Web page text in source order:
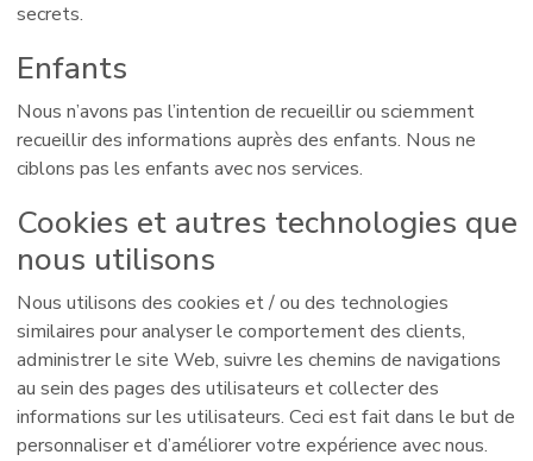
secrets.
Enfants
Nous n’avons pas l’intention de recueillir ou sciemment
recueillir des informations auprès des enfants. Nous ne
ciblons pas les enfants avec nos services.
Cookies et autres technologies que
nous utilisons
Nous utilisons des cookies et / ou des technologies
similaires pour analyser le comportement des clients,
administrer le site Web, suivre les chemins de navigations
au sein des pages des utilisateurs et collecter des
informations sur les utilisateurs. Ceci est fait dans le but de
personnaliser et d’améliorer votre expérience avec nous.